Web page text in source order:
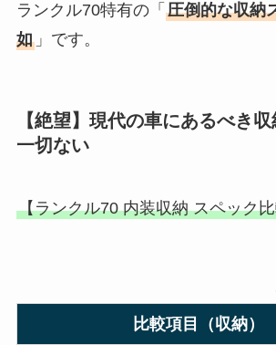
ランクル70特有の「 圧倒的な収納
如」です。
【絶望】現代の車にあるべき
一切ない
【ランクル70 内装収納 スペック
比較項目（収納）